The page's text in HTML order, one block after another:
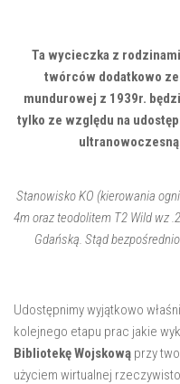
Ta wycieczka z
twórców dodatkowo
mundurowej z 1939r.
tylko ze względu na
Stanowisko KO (kierowania
4m oraz teodolitem T2 Wild wz
Gdańską. Stąd
Udostępnimy wyjątkowo
kolejnego etapu prac jakie
Bibliotekę Wojskową przy
użyciem wirtualnej